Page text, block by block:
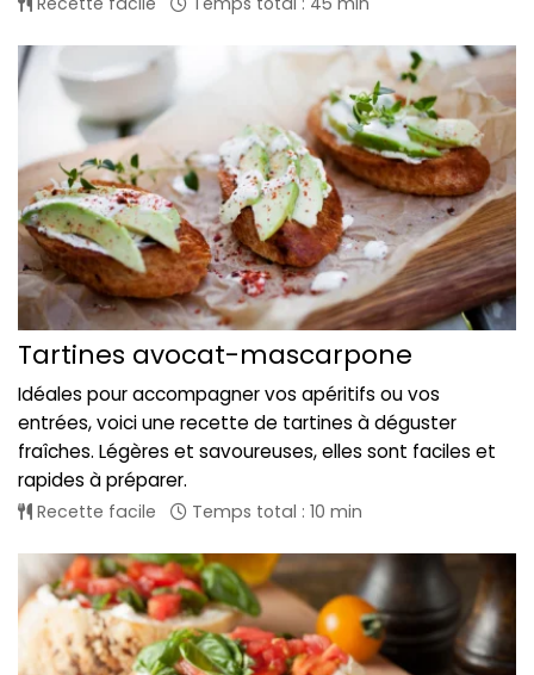
Tartines avocat-mascarpone
Idéales pour accompagner vos apéritifs ou vos
entrées, voici une recette de tartines à déguster
fraîches. Légères et savoureuses, elles sont faciles et
rapides à préparer.
Recette facile Temps total : 10 min